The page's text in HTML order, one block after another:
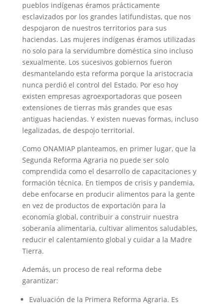
pueblos indígenas éramos prácticamente
esclavizados por los grandes latifundistas, que nos
despojaron de nuestros territorios para sus
haciendas. Las mujeres indígenas éramos utilizadas
no solo para la servidumbre doméstica sino incluso
sexualmente. Los sucesivos gobiernos fueron
desmantelando esta reforma porque la aristocracia
nunca perdió el control del Estado. Por eso hoy
existen empresas agroexportadoras que poseen
extensiones de tierras más grandes que esas
antiguas haciendas. Y existen nuevas formas, incluso
legalizadas, de despojo territorial.
Como ONAMIAP planteamos, en primer lugar, que la
Segunda Reforma Agraria no puede ser solo
comprendida como el desarrollo de capacitaciones y
formación técnica. En tiempos de crisis y pandemia,
debe enfocarse en producir alimentos para la gente
en vez de productos de exportación para la
economía global, contribuir a construir nuestra
soberanía alimentaria, cultivar alimentos saludables,
reducir el calentamiento global y cuidar a la Madre
Tierra.
Además, un proceso de real reforma debe
garantizar:
Evaluación de la Primera Reforma Agraria. Es